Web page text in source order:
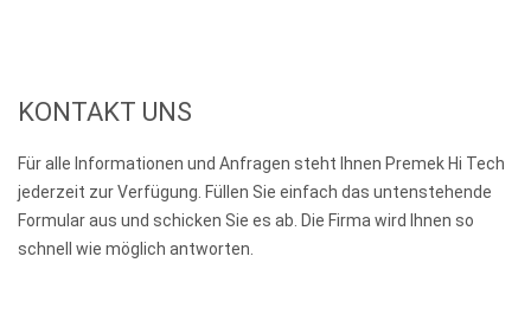
KONTAKT UNS
Für alle Informationen und Anfragen steht Ihnen Premek Hi Tech
jederzeit zur Verfügung. Füllen Sie einfach das untenstehende
Formular aus und schicken Sie es ab. Die Firma wird Ihnen so
schnell wie möglich antworten.